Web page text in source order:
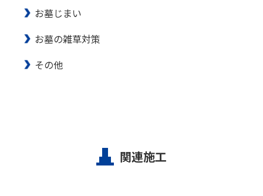
お墓じまい
お墓の雑草対策
その他
関連施工